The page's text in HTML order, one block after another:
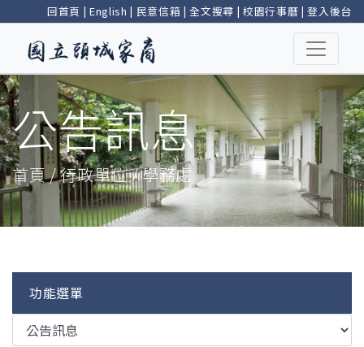
回首頁 | English | 民意信箱 |全文搜尋 | 校園行事曆 |登入後台
公告訊息
首頁 / 行政單位 / 學務處
功能選單